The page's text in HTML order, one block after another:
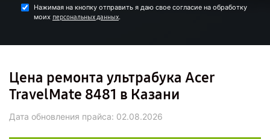
Нажимая на кнопку отправить я даю свое согласие на обработку
моих персональных данных.
Цена ремонта ультрабука Acer
TravelMate 8481 в Казани
Дата обновления прайса: 02.08.2026